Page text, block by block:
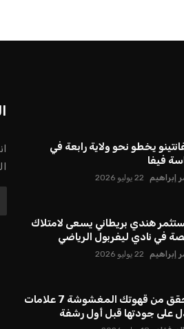
يخطو نحو ولاية رابعة في
فيفا
إبراهيم 22 يوليو 2026
هندي بريطاني يسعى لامتلاك
في نادي ليفربول الرياضي
إبراهيم 22 يوليو 2026
تحقق من قهوتك المغشوشة 7 علامات
على جودتها قبل أول رشفة